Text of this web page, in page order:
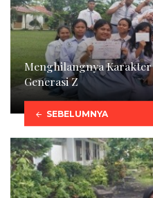
Menghilangnya Karakter
Generasi Z
SEBELUMNYA